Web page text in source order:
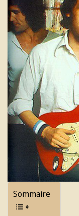
Sommaire